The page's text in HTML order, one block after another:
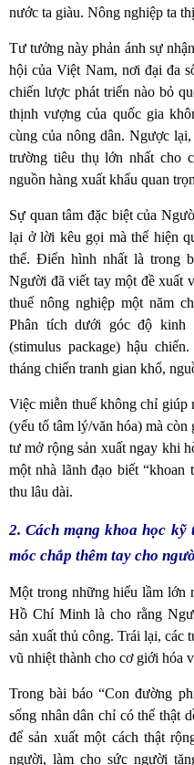
nước ta giàu. Nông nghiệp ta
Tư tưởng này phản ánh sự
hội của Việt Nam, nơi đại đa
chiến lược phát triển nào bỏ
thịnh vượng của quốc gia
cùng của nông dân. Ngược
trường tiêu thụ lớn nhất cho
nguồn hàng xuất khẩu quan
Sự quan tâm đặc biệt của
lại ở lời kêu gọi mà thể hiện
thể. Điển hình nhất là trong
Người đã viết tay một đề xuất
thuế nông nghiệp một năm
Phân tích dưới góc độ
(stimulus package) hậu
tháng chiến tranh gian khổ,
Việc miễn thuế không chỉ giúp
(yếu tố tâm lý/văn hóa) mà
tư mở rộng sản xuất ngay khi
một nhà lãnh đạo biết “khoan
thu lâu dài.
2. Cách mạng khoa học
móc chắp thêm tay cho
Một trong những hiểu lầm lớn
Hồ Chí Minh là cho rằng
sản xuất thủ công. Trái lại, các
vũ nhiệt thành cho cơ giới hóa
Trong bài báo “Con đường
sống nhân dân chỉ có thể thật
để sản xuất một cách thật
người, làm cho sức người